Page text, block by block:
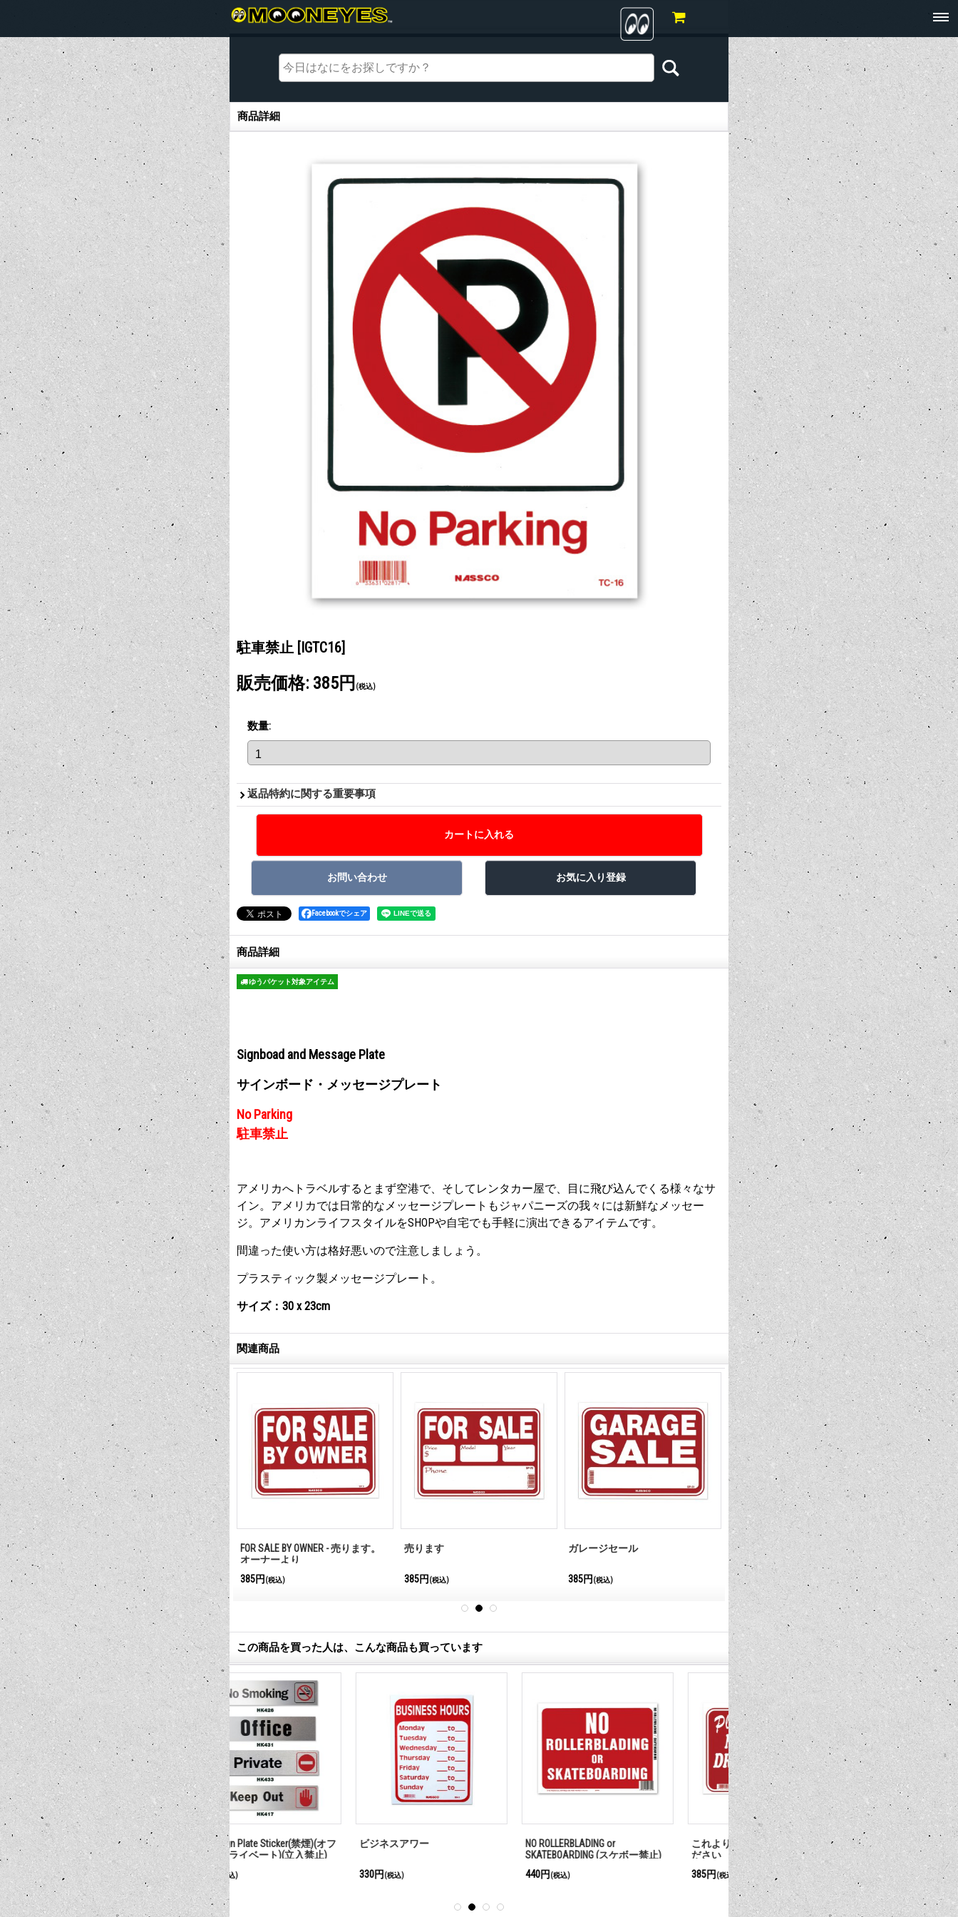
商品詳細
商品詳細
駐車禁止 [IGTC16]
販売価格: 385円 (税込)
数量:
返品特約に関する重要事項
Facebookでシェア
商品詳細
ゆうパケット対象アイテム
Signboad and Message Plate
サインボード・メッセージプレート
No Parking
駐車禁止
アメリカへトラベルするとまず空港で、そしてレンタカー屋で、目に飛び込んでくる様々なサ
イン。アメリカでは日常的なメッセージプレートもジャパニーズの我々には新鮮なメッセー
ジ。アメリカンライフスタイルをSHOPや自宅でも手軽に演出できるアイテムです。
間違った使い方は格好悪いので注意しましょう。
プラスティック製メッセージプレート。
サイズ：30 x 23cm
関連商品
DON'T EVEN THINK OF PARKING HERE!
385円 (税込)
FOR SALE BY OWNER - 売ります。
オーナーより
385円 (税込)
売ります
385円 (税込)
ガレージセール
385円 (税込)
Rat Fink メッセージ ボード
Welcome
1,320円
(税込)
最新号発売中
International
1,210円 (税込)
この商品を買った人は、こんな商品も買っています
Metal Sign Plate Sticker(禁煙)(オフ
ィス)(プライベート)(立入禁止)
550円 (税込)
ビジネスアワー
NO ROLLERBLADING or
SKATEBOARDING (スケボー禁止)
これより先での飲食はお控えく
ださい
Metal Sign Plate Sticker(従業員の
み)(出口)
550円
(税込)
駐車禁止
385円 (税込)